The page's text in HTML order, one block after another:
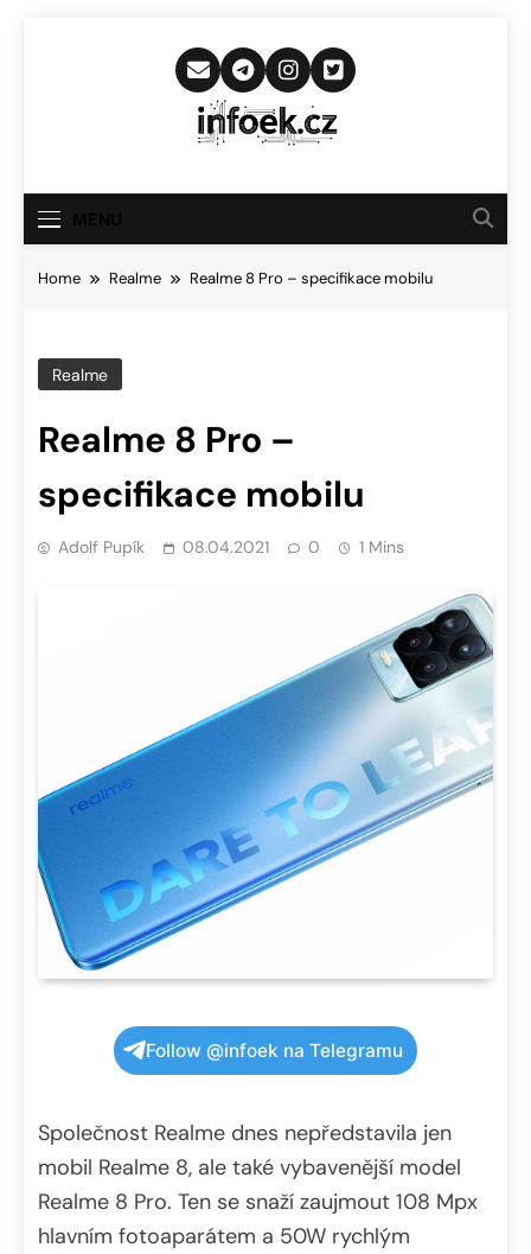
Infoek.cz
Novinkám
Home Realme Realme 8 Pro – specifikace mobilu
Realme
Realme 8 Pro –
specifikace mobilu
Adolf Pupík 08.04.2021 0 1 Mins
Follow @infoek na Telegramu
Společnost Realme dnes nepředstavila jen
mobil Realme 8, ale také vybavenější model
Realme 8 Pro. Ten se snaží zaujmout 108 Mpx
hlavním fotoaparátem a 50W rychlým